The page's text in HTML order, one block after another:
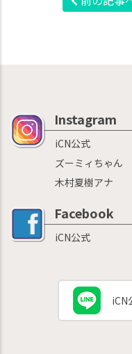
Instagram
iCN公式
ズーミィちゃん
木村夏樹アナ
Facebook
iCN公式
iCN